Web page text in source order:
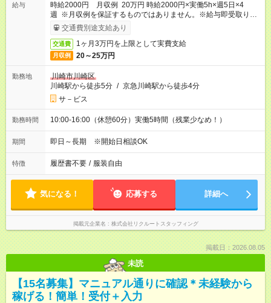
給与
時給2000円 月収例 20万円 時給2000円×実働5h×週5日×4
週 ※月収例を保証するものではありません。※給与即受取りサ
ービス利用可（利用条件有）
交通費別途支給あり
交通費 1ヶ月3万円を上限として実費支給
月収例 20～25万円
勤務地
川崎市川崎区
川崎駅から徒歩5分 / 京急川崎駅から徒歩4分
サ－ビス
勤務時間 10:00-16:00（休憩60分）実働5時間（残業少なめ！）
期間 即日～長期 ※開始日相談OK
特徴 履歴書不要 / 服装自由
気になる！ 応募する 詳細へ
掲載元企業名 株式会社リクルートスタッフィング
掲載日：2026.08.05
未読
【15名募集】マニュアル通りに確認＊未経験から
稼げる！簡単！受付＋入力